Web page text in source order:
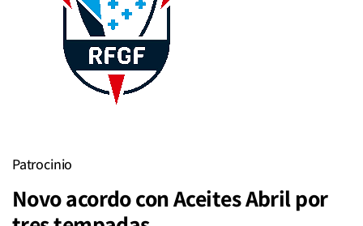
Patrocinio
Novo acordo con Aceites Abril por